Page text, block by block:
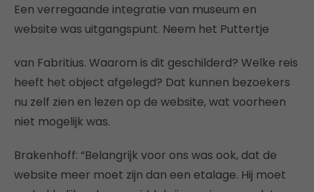
Een verregaande integratie van museum en
website was uitgangspunt. Neem het Puttertje
van Fabritius. Waarom is dit geschilderd? Welke reis
heeft het object afgelegd? Dat kunnen bezoekers
nu zelf zien en lezen op de website, wat voorheen
niet mogelijk was.
Brakenhoff: “Belangrijk voor ons was ook, dat de
website meer moet zijn dan een etalage. Hij moet